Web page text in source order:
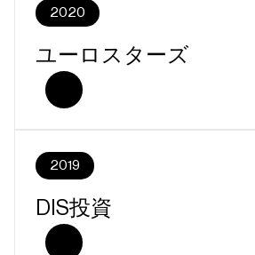
2020
ユーロスターズ
2019
DIS投資